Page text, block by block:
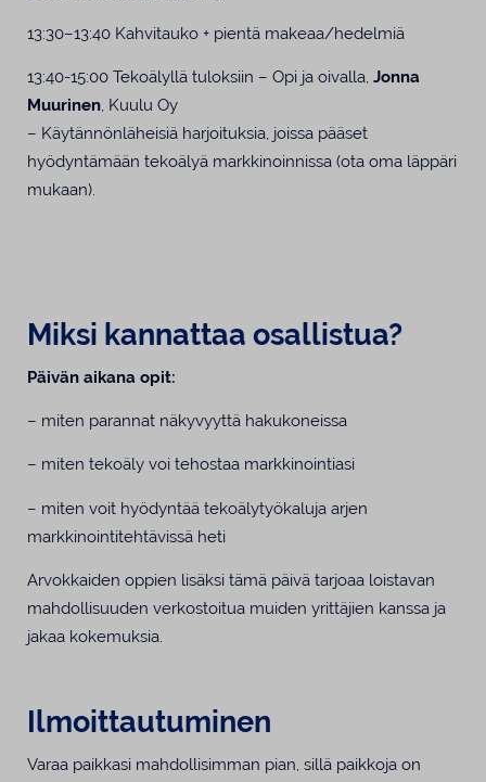
13:30–13:40 Kahvitauko + pientä makeaa/hedelmiä
13:40-15:00 Tekoälyllä tuloksiin – Opi ja oivalla, Jonna
Muurinen , Kuulu Oy
– Käytännönläheisiä harjoituksia, joissa pääset
hyödyntämään tekoälyä markkinoinnissa (ota oma läppäri
mukaan).
Miksi kannattaa osallistua?
Päivän aikana opit:
– miten parannat näkyvyyttä hakukoneissa
– miten tekoäly voi tehostaa markkinointiasi
– miten voit hyödyntää tekoälytyökaluja arjen
markkinointitehtävissä heti
Arvokkaiden oppien lisäksi tämä päivä tarjoaa loistavan
mahdollisuuden verkostoitua muiden yrittäjien kanssa ja
jakaa kokemuksia.
Ilmoittautuminen
Varaa paikkasi mahdollisimman pian, sillä paikkoja on